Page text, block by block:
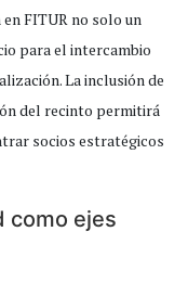
FITUR no solo un
para el intercambio
La inclusión de
del recinto permitirá
socios estratégicos
como ejes